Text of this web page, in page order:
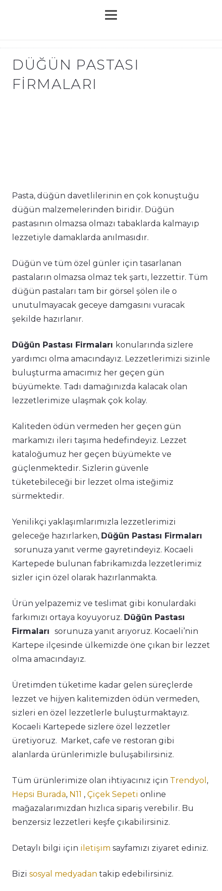
DÜĞÜN PASTASI
FIRMALARI
Pasta, düğün davetlilerinin en çok konuştuğu
düğün malzemelerinden biridir. Düğün
pastasının olmazsa olmazı tabaklarda kalmayıp
lezzetiyle damaklarda anılmasıdır.
Düğün ve tüm özel günler için tasarlanan
pastaların olmazsa olmaz tek şartı, lezzettir. Tüm
düğün pastaları tam bir görsel şölen ile o
unutulmayacak geceye damgasını vuracak
şekilde hazırlanır.
Düğün Pastası Firmaları konularında sizlere
yardımcı olma amacındayız. Lezzetlerimizi sizinle
buluşturma amacımız her geçen gün
büyümekte. Tadı damağınızda kalacak olan
lezzetlerimize ulaşmak çok kolay.
Kaliteden ödün vermeden her geçen gün
markamızı ileri taşıma hedefindeyiz. Lezzet
kataloğumuz her geçen büyümekte ve
güçlenmektedir. Sizlerin güvenle
tüketebileceği bir lezzet olma isteğimiz
sürmektedir.
Yenilikçi yaklaşımlarımızla lezzetlerimizi
geleceğe hazırlarken, Düğün Pastası Firmaları
sorunuza yanıt verme gayretindeyiz. Kocaeli
Kartepede bulunan fabrikamızda lezzetlerimiz
sizler için özel olarak hazırlanmakta.
Ürün yelpazemiz ve teslimat gibi konulardaki
farkımızı ortaya koyuyoruz. Düğün Pastası
Firmaları sorunuza yanıt arıyoruz. Kocaeli’nin
Kartepe ilçesinde ülkemizde öne çıkan bir lezzet
olma amacındayız.
Üretimden tüketime kadar gelen süreçlerde
lezzet ve hijyen kalitemizden ödün vermeden,
sizleri en özel lezzetlerle buluşturmaktayız.
Kocaeli Kartepede sizlere özel lezzetler
üretiyoruz. Market, cafe ve restoran gibi
alanlarda ürünlerimizle buluşabilirsiniz.
Tüm ürünlerimize olan ihtiyacınız için Trendyol ,
Hepsi Burada, N11 , Çiçek Sepeti online
mağazalarımızdan hızlıca sipariş verebilir. Bu
benzersiz lezzetleri keşfe çıkabilirsiniz.
Detaylı bilgi için iletişim sayfamızı ziyaret ediniz.
Bizi sosyal medyadan takip edebilirsiniz.